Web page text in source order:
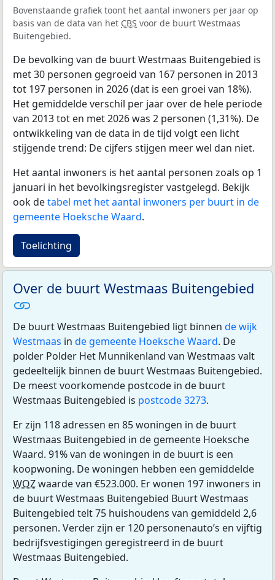
Bovenstaande grafiek toont het aantal inwoners per jaar op
basis van de data van het CBS voor de buurt Westmaas
Buitengebied.
De bevolking van de buurt Westmaas Buitengebied is
met 30 personen gegroeid van 167 personen in 2013
tot 197 personen in 2026 (dat is een groei van 18%).
Het gemiddelde verschil per jaar over de hele periode
van 2013 tot en met 2026 was 2 personen (1,31%). De
ontwikkeling van de data in de tijd volgt een licht
stijgende trend: De cijfers stijgen meer wel dan niet.
Het aantal inwoners is het aantal personen zoals op 1
januari in het bevolkingsregister vastgelegd. Bekijk
ook detabel met het aantal inwoners per buurt in de
gemeente Hoeksche Waard.
Toelichting
Over de buurt Westmaas Buitengebied
De buurt Westmaas Buitengebied ligt binnen de wijk
Westmaas in de gemeente Hoeksche Waard. De
polder Polder Het Munnikenland van Westmaas valt
gedeeltelijk binnen de buurt Westmaas Buitengebied.
De meest voorkomende postcode in de buurt
Westmaas Buitengebied is postcode 3273.
Er zijn 118 adressen en 85 woningen in de buurt
Westmaas Buitengebied in de gemeente Hoeksche
Waard. 91% van de woningen in de buurt is een
koopwoning. De woningen hebben een gemiddelde
WOZwaarde van €523.000. Er wonen 197 inwoners in
de buurt Westmaas Buitengebied Buurt Westmaas
Buitengebied telt 75 huishoudens van gemiddeld 2,6
personen. Verder zijn er 120 personenauto’s en vijftig
bedrijfsvestigingen geregistreerd in de buurt
Westmaas Buitengebied.